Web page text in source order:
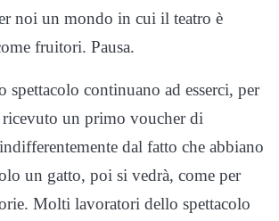
noi un mondo in cui il teatro è
fruitori. Pausa.
spettacolo continuano ad esserci, per
un primo voucher di
dal fatto che abbiano
un gatto, poi si vedrà, come per
Molti lavoratori dello spettacolo